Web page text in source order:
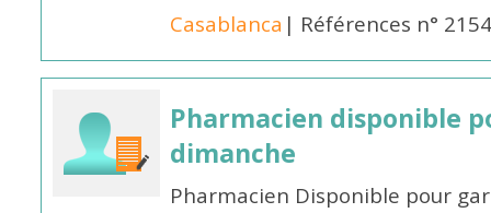
Casablanca | Références n°
Pharmacien disponible
dimanche
Pharmacien Disponible pour